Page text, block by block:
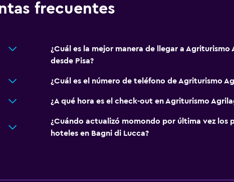
frecuentes
¿Cuál es la mejor manera de llegar a Agriturismo
desde Pisa?
¿Cuál es el número de teléfono de Agriturismo
¿A qué hora es el check-out en Agriturismo
¿Cuándo actualizó momondo por última vez los
hoteles en Bagni di Lucca?